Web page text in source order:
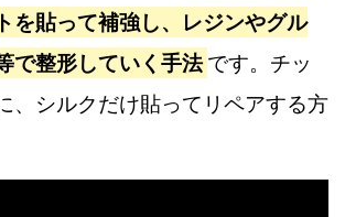
を貼って補強し、レジンやグル
で整形していく手法 です。チッ
、シルクだけ貼ってリペアする方